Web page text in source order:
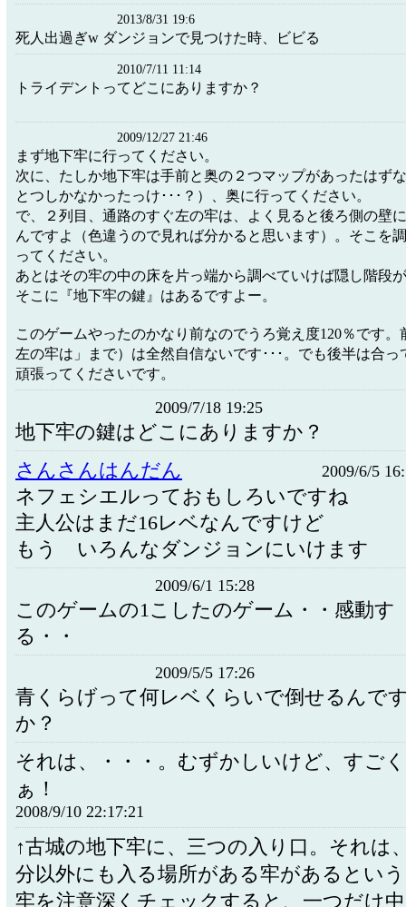
2013/8/31 19:6
死人出過ぎw ダンジョンで見つけた時、ビビる
2010/7/11 11:14
トライデントってどこにありますか？
2009/12/27 21:46
まず地下牢に行ってください。
次に、たしか地下牢は手前と奥の２つマップがあったはず
とつしかなかったっけ･･･？）、奥に行ってください。
で、２列目、通路のすぐ左の牢は、よく見ると後ろ側の壁
んですよ（色違うので見れば分かると思います）。そこを
ってください。
あとはその牢の中の床を片っ端から調べていけば隠し階段
そこに『地下牢の鍵』はあるですよー。
このゲームやったのかなり前なのでうろ覚え度120％です。
左の牢は」まで）は全然自信ないです･･･。でも後半は合っ
頑張ってくださいです。
2009/7/18 19:25
地下牢の鍵はどこにありますか？
さんさんはんだん
2009/6/5
ネフェシエルっておもしろいですね
主人公はまだ16レベなんですけど
もう いろんなダンジョンにいけます
2009/6/1 15:28
このゲームの1こしたのゲーム・・感動す
る・・
2009/5/5 17:26
青くらげって何レベくらいで倒せるんで
か？
それは、・・・。むずかしいけど、すご
ぁ！
2008/9/10 22:17:21
↑古城の地下牢に、三つの入り口。それは
分以外にも入る場所がある牢があるとい
牢を注意深くチェックすると、一つだけ